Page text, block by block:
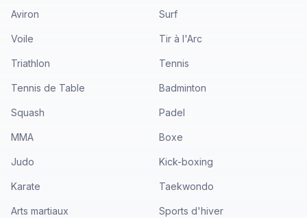
Aviron Surf
Voile Tir à l'Arc
Triathlon Tennis
Tennis de Table Badminton
Squash Padel
MMA Boxe
Judo Kick-boxing
Karate Taekwondo
Arts martiaux Sports d'hiver